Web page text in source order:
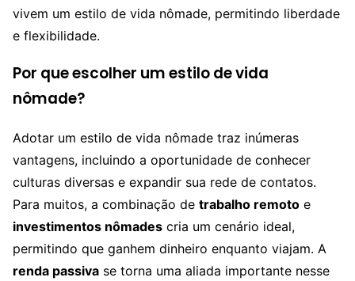
vivem um estilo de vida nômade, permitindo liberdade
e flexibilidade.
Por que escolher um estilo de vida
nômade?
Adotar um estilo de vida nômade traz inúmeras
vantagens, incluindo a oportunidade de conhecer
culturas diversas e expandir sua rede de contatos.
Para muitos, a combinação de trabalho remoto e
investimentos nômades cria um cenário ideal,
permitindo que ganhem dinheiro enquanto viajam. A
renda passiva se torna uma aliada importante nesse